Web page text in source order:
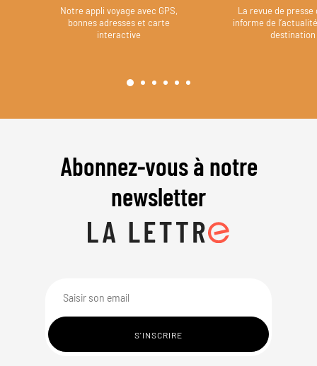
Notre appli voyage avec GPS,
bonnes adresses et carte
interactive
La revue de presse
informe de
destination
Abonnez-vous à notre
newsletter